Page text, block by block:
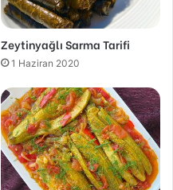
Zeytinyağlı Sarma Tarifi
1 Haziran 2020